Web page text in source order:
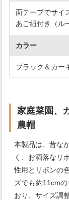
面テープでサイ
あご紐付き（ル
カラー
ブラック＆カー
家庭菜園、
農帽
本製品は、昔な
く、お洒落なリ
性用とリボンの
ズでも約11cm
おり、サイズ調